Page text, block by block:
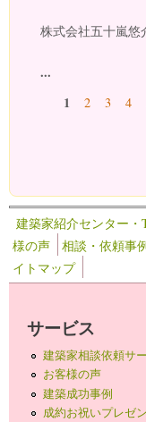
株式会社五十嵐悠
...
ページ1 2 3 4
建築家紹介センター・
様の声
相談・依頼事
イトマップ
サービス
建築家相談依頼サ
お客様の声
建築成功事例
成約お祝いプレゼ